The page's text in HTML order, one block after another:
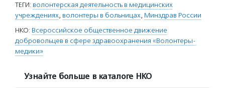
ТЕГИ: волонтерская деятельность в медицинских
учреждениях, волонтеры в больницах, Минздрав России
НКО: Всероссийское общественное движение
добровольцев в сфере здравоохранения «Волонтеры-
медики»
Узнайте больше в каталоге НКО